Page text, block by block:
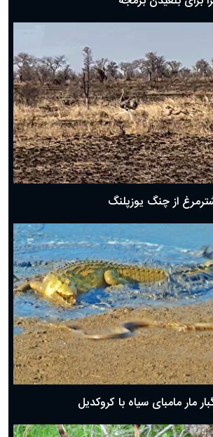
از چنگ یوزپلنگ
مار مامبای سیاه با کروکدیل